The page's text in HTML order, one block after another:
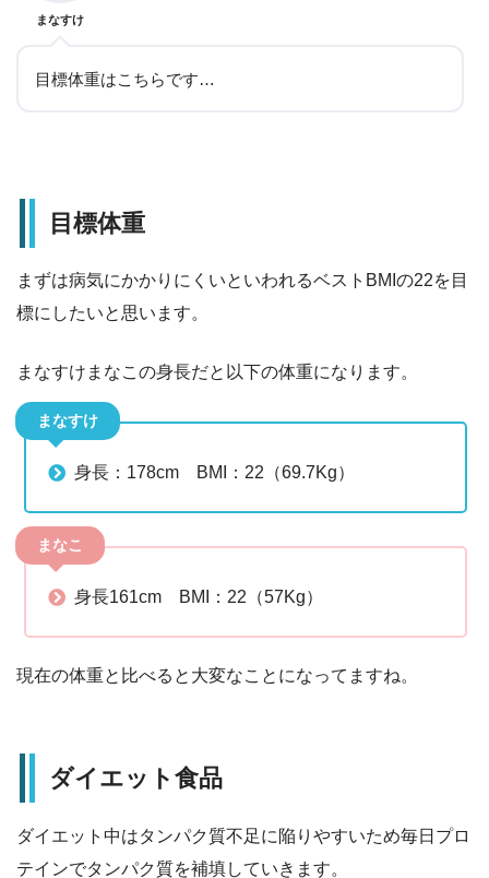
まなすけ
目標体重はこちらです…
目標体重
まずは病気にかかりにくいといわれるベストBMIの22を目
標にしたいと思います。
まなすけまなこの身長だと以下の体重になります。
まなすけ
身長：178cm BMI：22（69.7Kg）
まなこ
身長161cm BMI：22（57Kg）
現在の体重と比べると大変なことになってますね。
ダイエット食品
ダイエット中はタンパク質不足に陥りやすいため毎日プロ
テインでタンパク質を補填していきます。